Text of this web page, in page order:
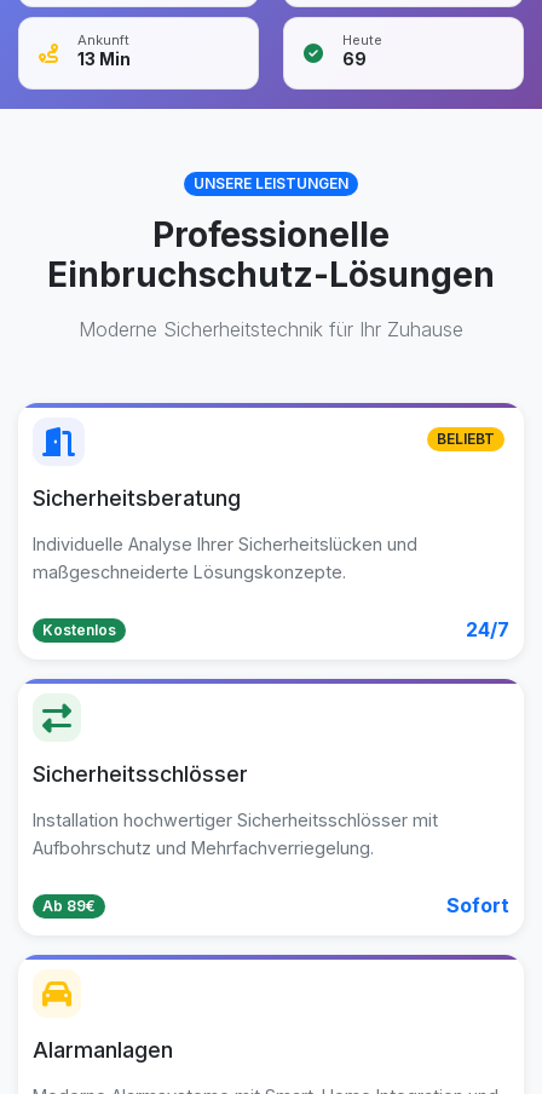
Ankunft
13 Min
Heute
69
UNSERE LEISTUNGEN
Professionelle
Einbruchschutz-Lösungen
Moderne Sicherheitstechnik für Ihr Zuhause
Sicherheitsberatung
Individuelle Analyse Ihrer Sicherheitslücken und
maßgeschneiderte Lösungskonzepte.
Kostenlos 24/7
BELIEBT
Sicherheitsschlösser
Installation hochwertiger Sicherheitsschlösser mit
Aufbohrschutz und Mehrfachverriegelung.
Ab 89€ Sofort
Alarmanlagen